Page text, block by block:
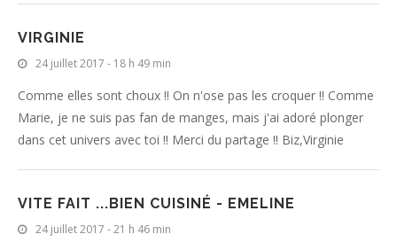
VIRGINIE
24 juillet 2017 - 18 h 49 min
Comme elles sont choux !! On n'ose pas les croquer !! Comme
Marie, je ne suis pas fan de manges, mais j'ai adoré plonger
dans cet univers avec toi !! Merci du partage !! Biz,Virginie
VITE FAIT ...BIEN CUISINÉ - EMELINE
24 juillet 2017 - 21 h 46 min